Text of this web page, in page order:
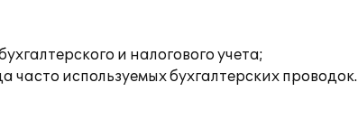
и налогового учета;
используемых бухгалтерских проводок.